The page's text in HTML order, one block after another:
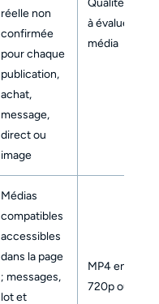
réelle non
confirmée
pour chaque
publication,
achat,
message,
direct ou
image
à évaluer
média
Médias
compatibles
accessibles
dans la page
; messages,
lot et
MP4 en 240p,
720p ou